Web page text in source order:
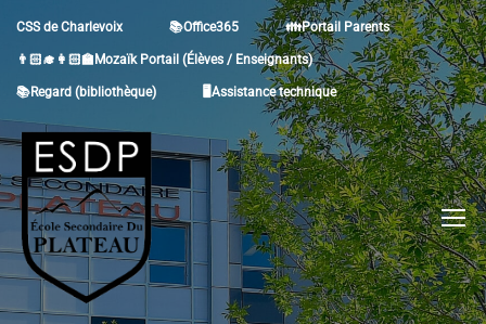
CSS de Charlevoix 📚Office365 👪Portail Parents
👨🏻‍🎓👩🏻‍🏫Mozaïk Portail (Élèves / Enseignants)
📚Regard (bibliothèque) 🖥Assistance technique